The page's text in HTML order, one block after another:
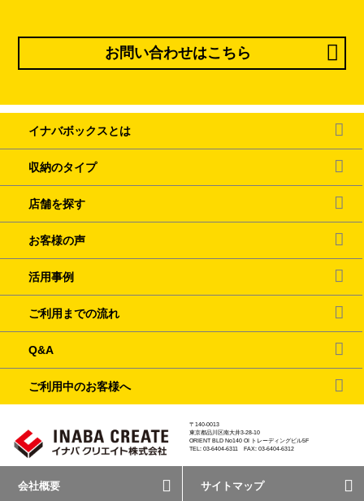
お問い合わせはこちら
イナバボックスとは
収納のタイプ
店舗を探す
お客様の声
活用事例
ご利用までの流れ
Q&A
ご利用中のお客様へ
〒140-0013
東京都品川区南大井3-28-10
ORIENT BLD No140 OI トレーディングビル5F
TEL: 03-6404-6311 FAX: 03-6404-6312
会社概要 サイトマップ